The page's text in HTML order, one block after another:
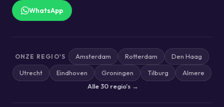
WhatsApp
ONZE REGIO'S Amsterdam Rotterdam Den Haag
Utrecht Eindhoven Groningen Tilburg
Almere
Alle 30 regio's →